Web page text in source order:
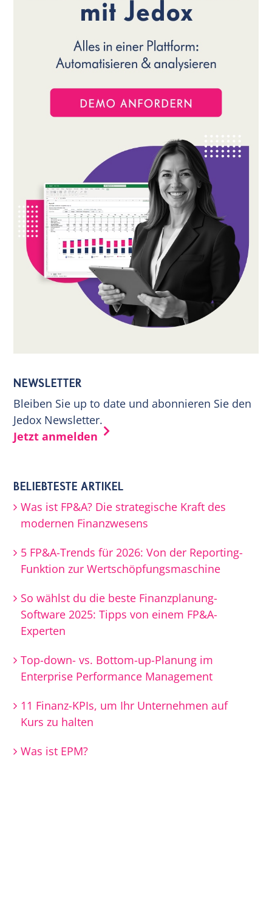
NEWSLETTER
Bleiben Sie up to date und abonnieren Sie den
Jedox Newsletter.
Jetzt anmelden
BELIEBTESTE ARTIKEL
Was ist FP&A? Die strategische Kraft des
modernen Finanzwesens
5 FP&A-Trends für 2026: Von der Reporting-
Funktion zur Wertschöpfungsmaschine
So wählst du die beste Finanzplanung-
Software 2025: Tipps von einem FP&A-
Experten
Top-down- vs. Bottom-up-Planung im
Enterprise Performance Management
11 Finanz-KPIs, um Ihr Unternehmen auf
Kurs zu halten
Was ist EPM?